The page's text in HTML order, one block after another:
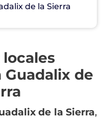
de la Sierra
locales
de
de la Sierra,